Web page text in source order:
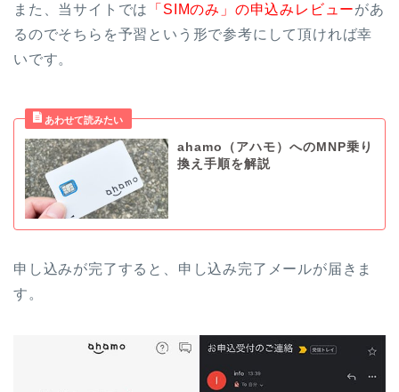
また、当サイトでは 「SIMのみ」の申込みレビューがあ
るのでそちらを予習という形で参考にして頂ければ幸
いです。
ahamo（アハモ）へのMNP乗り
換え手順を解説
申し込みが完了すると、申し込み完了メールが届きま
す。